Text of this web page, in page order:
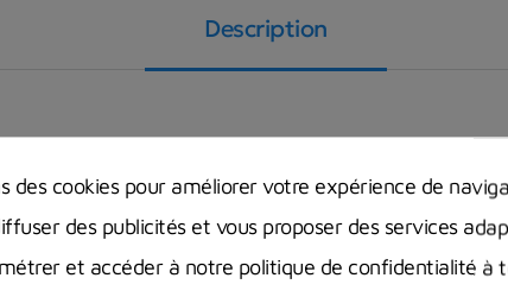
Description
auto-agrippantes pour un ajustement
de rangement intégrée et une commodité ultimes
des cookies pour améliorer votre expérience de
des publicités et vous proposer des services
et accéder à notre politique de confidentialité à